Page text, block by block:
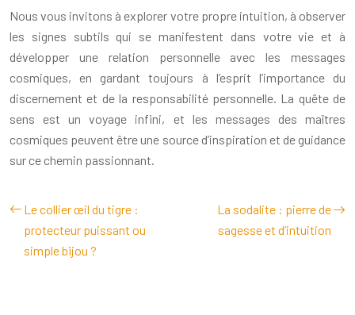
Nous vous invitons à explorer votre propre intuition, à observer
les signes subtils qui se manifestent dans votre vie et à
développer une relation personnelle avec les messages
cosmiques, en gardant toujours à l’esprit l’importance du
discernement et de la responsabilité personnelle. La quête de
sens est un voyage infini, et les messages des maîtres
cosmiques peuvent être une source d’inspiration et de guidance
sur ce chemin passionnant.
Le collier œil du tigre :
protecteur puissant ou
simple bijou ?
La sodalite : pierre de
sagesse et d’intuition